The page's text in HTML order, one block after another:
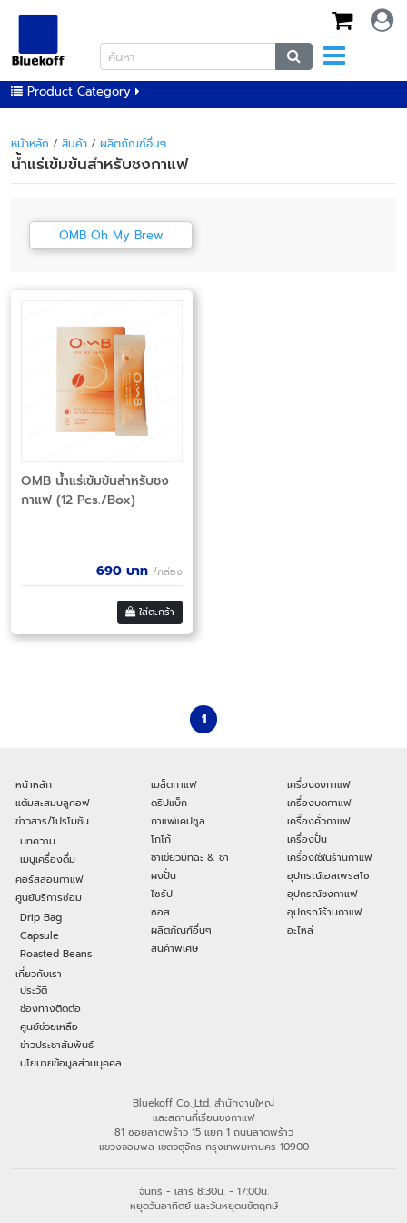
Product Category
หน้าหลัก / สินค้า / ผลิตภัณฑ์อื่นๆ
น้ำแร่เข้มข้นสำหรับชงกาแฟ
OMB Oh My Brew
OMB น้ำแร่เข้มข้นสำหรับชง
กาแฟ (12 Pcs./Box)
690 บาท /กล่อง
ใส่ตะกร้า
1
หน้าหลัก
แต้มสะสมบลูคอฟ
ข่าวสาร/โปรโมชัน
บทความ
เมนูเครื่องดื่ม
คอร์สสอนกาแฟ
ศูนย์บริการซ่อม
Drip Bag
Capsule
Roasted Beans
เกี่ยวกับเรา
ประวัติ
ช่องทางติดต่อ
ศูนย์ช่วยเหลือ
ข่าวประชาสัมพันธ์
นโยบายข้อมูลส่วนบุคคล
เมล็ดกาแฟ
ดริปแบ็ก
กาแฟแคปซูล
โกโก้
ชาเขียวมัทฉะ & ชา
ผงปั่น
ไซรัป
ซอส
ผลิตภัณฑ์อื่นๆ
สินค้าพิเศษ
เครื่องชงกาแฟ
เครื่องบดกาแฟ
เครื่องคั่วกาแฟ
เครื่องปั่น
เครื่องใช้ในร้านกาแฟ
อุปกรณ์เอสเพรสโซ
อุปกรณ์ชงกาแฟ
อุปกรณ์ร้านกาแฟ
อะไหล่
Bluekoff Co.,Ltd. สำนักงานใหญ่
และสถานที่เรียนชงกาแฟ
81 ซอยลาดพร้าว 15 แยก 1 ถนนลาดพร้าว
แขวงจอมพล เขตจตุจักร กรุงเทพมหานคร 10900
จันทร์ - เสาร์ 8:30น. - 17:00น.
หยุดวันอาทิตย์ และวันหยุดนขัตฤกษ์